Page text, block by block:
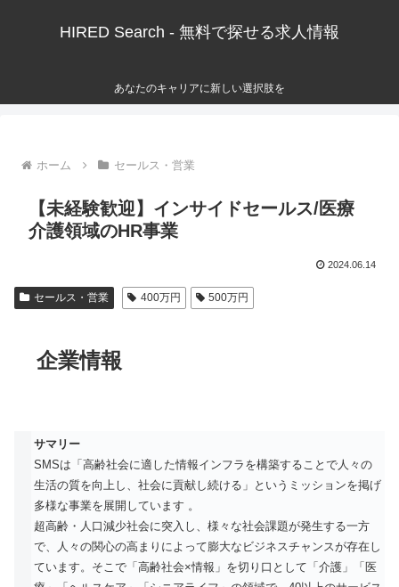
HIRED Search - 無料で探せる求人情報
あなたのキャリアに新しい選択肢を
ホーム セールス・営業
【未経験歓迎】インサイドセールス/医療
介護領域のHR事業
2024.06.14
セールス・営業 400万円 500万円
企業情報
サマリー
SMSは「高齢社会に適した情報インフラを構築することで人々の
生活の質を向上し、社会に貢献し続ける」というミッションを掲げ
多様な事業を展開しています 。
超高齢・人口減少社会に突入し、様々な社会課題が発生する一方
で、人々の関心の高まりによって膨大なビジネスチャンスが存在し
ています。そこで「高齢社会×情報」を切り口として「介護」「医